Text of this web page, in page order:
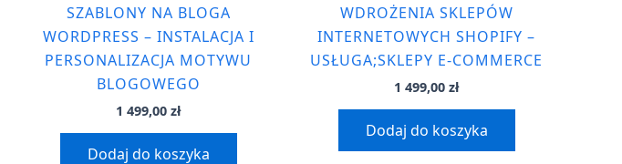
SZABLONY NA BLOGA
WORDPRESS – INSTALACJA I
PERSONALIZACJA MOTYWU
BLOGOWEGO
1 499,00 zł
Dodaj do koszyka
WDROŻENIA SKLEPÓW
INTERNETOWYCH SHOPIFY –
USŁUGA;SKLEPY E-COMMERCE
1 499,00 zł
Dodaj do koszyka